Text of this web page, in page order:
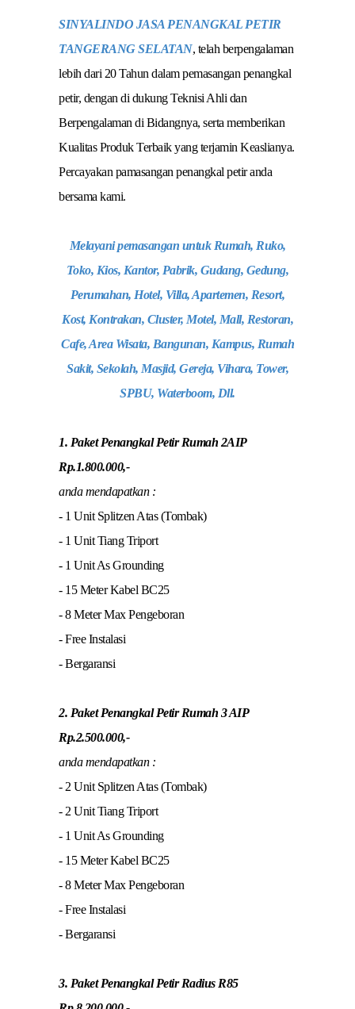
SINYALINDO JASA PENANGKAL PETIR
TANGERANG SELATAN, telah berpengalaman
lebih dari 20 Tahun dalam pemasangan penangkal
petir, dengan di dukung Teknisi Ahli dan
Berpengalaman di Bidangnya, serta memberikan
Kualitas Produk Terbaik yang terjamin Keaslianya.
Percayakan pamasangan penangkal petir anda
bersama kami.
Melayani pemasangan untuk Rumah, Ruko,
Toko, Kios, Kantor, Pabrik, Gudang, Gedung,
Perumahan, Hotel, Villa, Apartemen, Resort,
Kost, Kontrakan, Cluster, Motel, Mall, Restoran,
Cafe, Area Wisata, Bangunan, Kampus, Rumah
Sakit, Sekolah, Masjid, Gereja, Vihara, Tower,
SPBU, Waterboom, Dll.
1. Paket Penangkal Petir Rumah 2AIP
Rp.1.800.000,-
anda mendapatkan :
- 1 Unit Splitzen Atas (Tombak)
- 1 Unit Tiang Triport
- 1 Unit As Grounding
- 15 Meter Kabel BC25
- 8 Meter Max Pengeboran
- Free Instalasi
- Bergaransi
2. Paket Penangkal Petir Rumah 3 AIP
Rp.2.500.000,-
anda mendapatkan :
- 2 Unit Splitzen Atas (Tombak)
- 2 Unit Tiang Triport
- 1 Unit As Grounding
- 15 Meter Kabel BC25
- 8 Meter Max Pengeboran
- Free Instalasi
- Bergaransi
3. Paket Penangkal Petir Radius R85